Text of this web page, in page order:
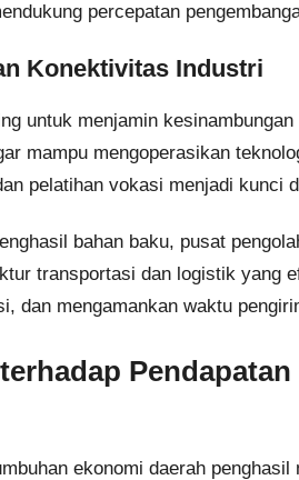
percepatan
Konektivitas Industri
untuk menjamin
mampu mengoperasikan
pelatihan vokasi menjadi kunci
bahan baku, pusat
transportasi dan logistik yang
dan mengamankan waktu
Pendapatan
ekonomi daerah